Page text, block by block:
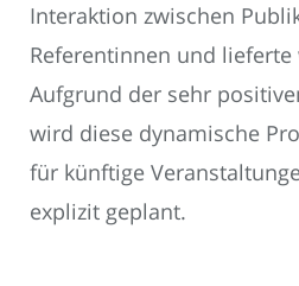
Interaktion zwischen
Referentinnen und
Aufgrund der sehr
wird diese dynamische
für künftige
explizit geplant.